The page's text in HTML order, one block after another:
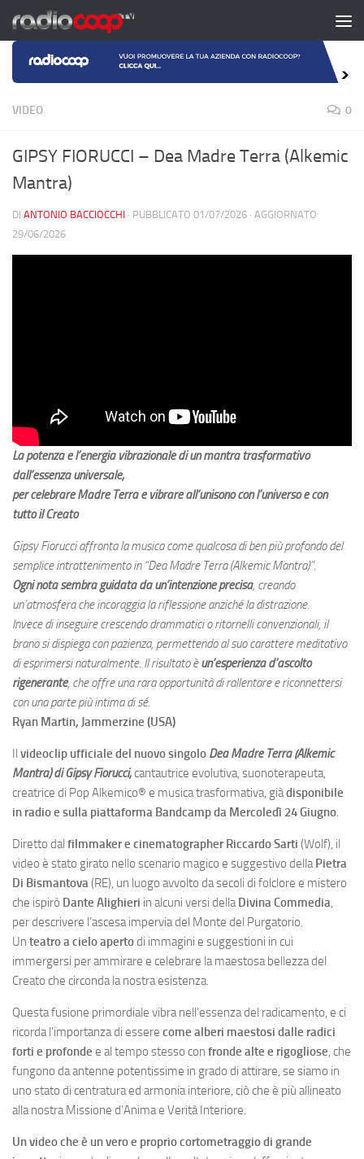
Salta al contenuto
VIDEO 0
GIPSY FIORUCCI – Dea Madre Terra (Alkemic
Mantra)
DI ANTONIO BACCIOCCHI · PUBBLICATO 01/07/2026 · AGGIORNATO
29/06/2026
La potenza e l’energia vibrazionale di un mantra trasformativo
dall’essenza universale,
per celebrare Madre Terra e vibrare all’unisono con l’universo e con
tutto il Creato
Gipsy Fiorucci affronta la musica come qualcosa di ben più profondo del
semplice intrattenimento in “Dea Madre Terra (Alkemic Mantra)”.
Ogni nota sembra guidata da un’intenzione precisa, creando
un’atmosfera che incoraggia la riflessione anziché la distrazione.
Invece di inseguire crescendo drammatici o ritornelli convenzionali, il
brano si dispiega con pazienza, permettendo al suo carattere meditativo
di esprimersi naturalmente. Il risultato èun’esperienza d’ascolto
rigenerante, che offre una rara opportunità di rallentare e riconnettersi
con una parte più intima di sé.
Ryan Martin, Jammerzine (USA)
Il videoclip ufficiale del nuovo singolo Dea Madre Terra (Alkemic
Mantra) di Gipsy Fiorucci,cantautrice evolutiva, suonoterapeuta,
creatrice di Pop Alkemico® e musica trasformativa, giàdisponibile
in radio e sulla piattaforma Bandcamp da Mercoledì 24 Giugno.
Diretto dal filmmaker e cinematographer Riccardo Sarti (Wolf), il
video è stato girato nello scenario magico e suggestivo dellaPietra
Di Bismantova(RE), un luogo avvolto da secoli di folclore e mistero
che ispirò Dante Alighieri in alcuni versi dellaDivina Commedia,
per descrivere l’ascesa impervia del Monte del Purgatorio.
Un teatro a cielo apertodi immagini e suggestioni in cui
immergersi per ammirare e celebrare la maestosa bellezza del
Creato che circonda la nostra esistenza.
Questa fusione primordiale vibra nell’essenza del radicamento, e ci
ricorda l’importanza di essere come alberi maestosi dalle radici
forti e profonde e al tempo stesso con fronde alte e rigogliose, che
fungono da antenne potentissime in grado di attirare, se siamo in
uno stato di centratura ed armonia interiore, ciò che è più allineato
alla nostra Missione d’Anima e Verità Interiore.
Un video che è un vero e proprio cortometraggio di grande